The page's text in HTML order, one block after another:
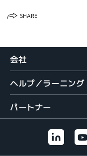
韓国語
SHARE
会社
ヘルプ／ラーニング
パートナー